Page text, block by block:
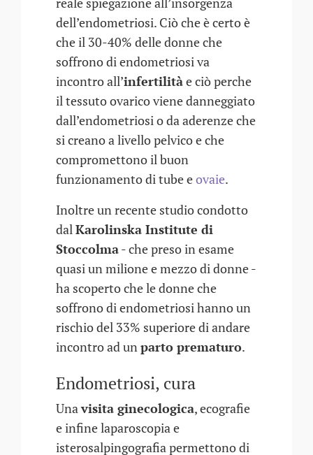
dell’endometriosi. Ciò che è certo è
che il 30-40% delle donne che
soffrono di endometriosi va
incontro all’infertilitàe ciò perche
il tessuto ovarico viene danneggiato
dall’endometriosi o da aderenze che
si creano a livello pelvico e che
compromettono il buon
funzionamento di tube eovaie.
Inoltre un recente studio condotto
dalKarolinska Institute di
Stoccolma- che preso in esame
quasi un milione e mezzo di donne -
ha scoperto che le donne che
soffrono di endometriosi hanno un
rischio del 33% superiore di andare
incontro ad unparto prematuro.
Endometriosi, cura
Unavisita ginecologica, ecografie
e infine laparoscopia e
isterosalpingografia permettono di